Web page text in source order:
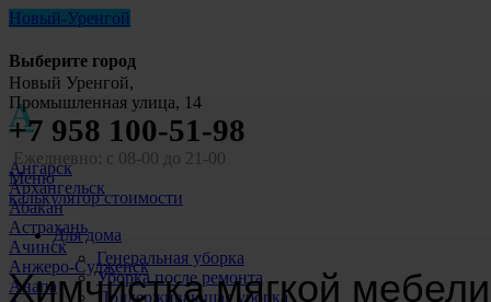
Новый-Уренгой
Выберите город
А
Ангарск
Архангельск
Абакан
Астрахань
Ачинск
Анжеро-Судженск
Анапа
Новый Уренгой,
Промышленная улица, 14
+7 958 100-51-98
Ежедневно: с 08-00 до 21-00
Меню
калькулятор стоимости
Для дома
Генеральная уборка
Уборка после ремонта
Поддерживающая уборка
Химчистка мягкой